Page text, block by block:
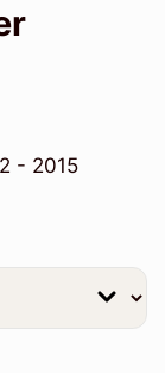
- 2015